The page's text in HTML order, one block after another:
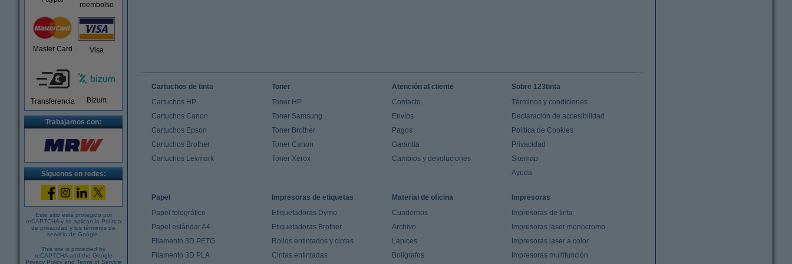
reembolso
Master Card Visa
Transferencia Bizum
Trabajamos con:
Síguenos en redes:
Este sitio está protegido por
reCAPTCHA y se aplican la Política
de privacidad y los términos de
servicio de Google
This site is protected by
reCAPTCHA and the Google
Privacy Policy and Terms of Service
Cartuchos de tinta
Cartuchos HP
Cartuchos Canon
Cartuchos Epson
Cartuchos Brother
Cartuchos Lexmark
Toner
Toner HP
Toner Samsung
Toner Brother
Toner Canon
Toner Xerox
Atención al cliente
Contacto
Envíos
Pagos
Garantía
Cambios y devoluciones
Sobre 123tinta
Términos y condiciones
Declaración de accesibilidad
Política de Cookies
Privacidad
Sitemap
Ayuda
Papel
Papel fotográfico
Papel estándar A4
Filamento 3D PETG
Filamento 3D PLA
Impresoras de etiquetas
Etiquetadoras Dymo
Etiquetadoras Brother
Rollos entintados y cintas
Cintas entintadas
Material de oficina
Cuadernos
Archivo
Lapices
Boligrafos
Impresoras
Impresoras de tinta
Impresoras laser monocromo
Impresoras laser a color
Impresoras multifunción